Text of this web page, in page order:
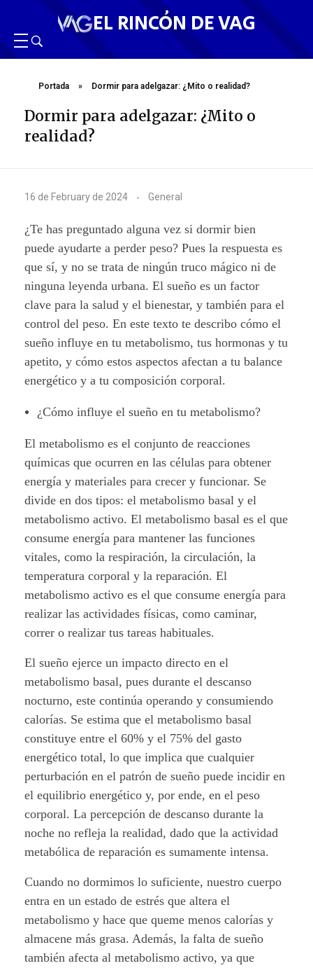
EL RINCÓN DE VAG
Portada » Dormir para adelgazar: ¿Mito o realidad?
Dormir para adelgazar: ¿Mito o
realidad?
D
o
r
m
i
r
p
a
a
d
e
l
g
a
z
a
r
:
¿
M
i
o
o
r
16 de February de 2024 General
¿Te has preguntado alguna vez si dormir bien
puede ayudarte a perder peso? Pues la respuesta es
que sí, y no se trata de ningún truco mágico ni de
ninguna leyenda urbana. El sueño es un factor
clave para la salud y el bienestar, y también para el
control del peso. En este texto te describo cómo el
sueño influye en tu metabolismo, tus hormonas y tu
apetito, y cómo estos aspectos afectan a tu balance
energético y a tu composición corporal.
¿Cómo influye el sueño en tu metabolismo?
El metabolismo es el conjunto de reacciones
químicas que ocurren en las células para obtener
energía y materiales para crecer y funcionar. Se
divide en dos tipos: el metabolismo basal y el
metabolismo activo. El metabolismo basal es el que
consume energía para mantener las funciones
vitales, como la respiración, la circulación, la
temperatura corporal y la reparación. El
metabolismo activo es el que consume energía para
realizar las actividades físicas, como caminar,
correr o realizar tus tareas habituales.
El sueño ejerce un impacto directo en el
metabolismo basal, pues durante el descanso
nocturno, este continúa operando y consumiendo
calorías. Se estima que el metabolismo basal
constituye entre el 60% y el 75% del gasto
energético total, lo que implica que cualquier
perturbación en el patrón de sueño puede incidir en
el equilibrio energético y, por ende, en el peso
corporal. La percepción de descanso durante la
noche no refleja la realidad, dado que la actividad
metabólica de reparación es sumamente intensa.
Cuando no dormimos lo suficiente, nuestro cuerpo
entra en un estado de estrés que altera el
metabolismo y hace que queme menos calorías y
almacene más grasa. Además, la falta de sueño
también afecta al metabolismo activo, ya que